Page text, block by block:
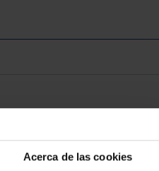
Acerca de las cookies